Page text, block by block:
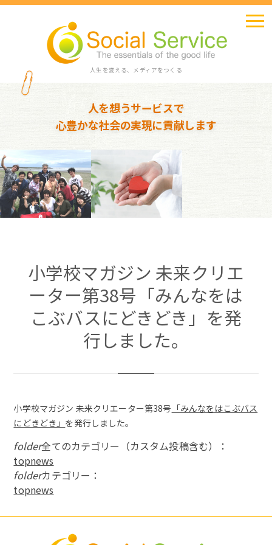
人生を変える、メディアをつくる
人を想うサービスで
心豊かな社会の実現に貢献します
小学校マガジン 未来クリエ
ーター第38号「みんなをは
こぶバスにどきどき」を発
行しました。
小学校マガジン 未来クリエーター第38号 「みんなをはこぶバス
にどきどき」 を発行しました。
folder全てのカテゴリー（カスタム投稿含む）：
topnews
folderカテゴリー：
topnews